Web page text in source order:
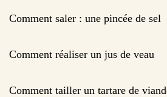
Comment saler : une pincée de sel
Comment réaliser un jus de veau
Comment tailler un tartare de